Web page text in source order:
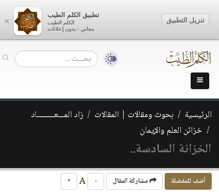
الرئيسية بحوث ومقالات | المقالات
زاد المـــعـــــــــاد
خزائن العلم والإيمان
الخزانة السادسة..
أضف للمفضلة مشاركة المقال -
+
×
تطبيق الكلم الطيب
الكلم الطيب
مجاني - بدون إعلانات
تنزيل التطبيق